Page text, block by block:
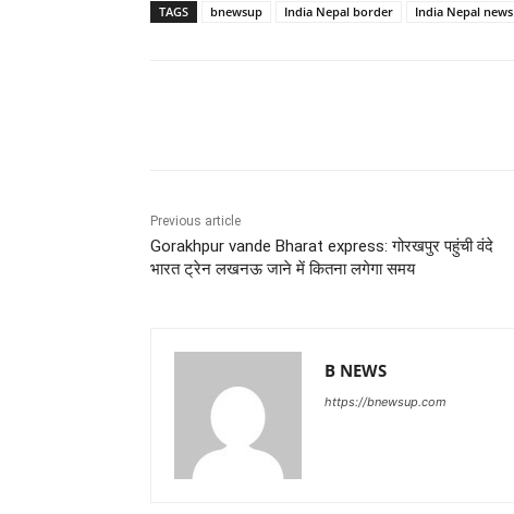
TAGS bnewsup India Nepal border India Nepal news
Previous article
Gorakhpur vande Bharat express: गोरखपुर पहुंची वंदे
भारत ट्रेन लखनऊ जाने में कितना लगेगा समय
B NEWS
https://bnewsup.com